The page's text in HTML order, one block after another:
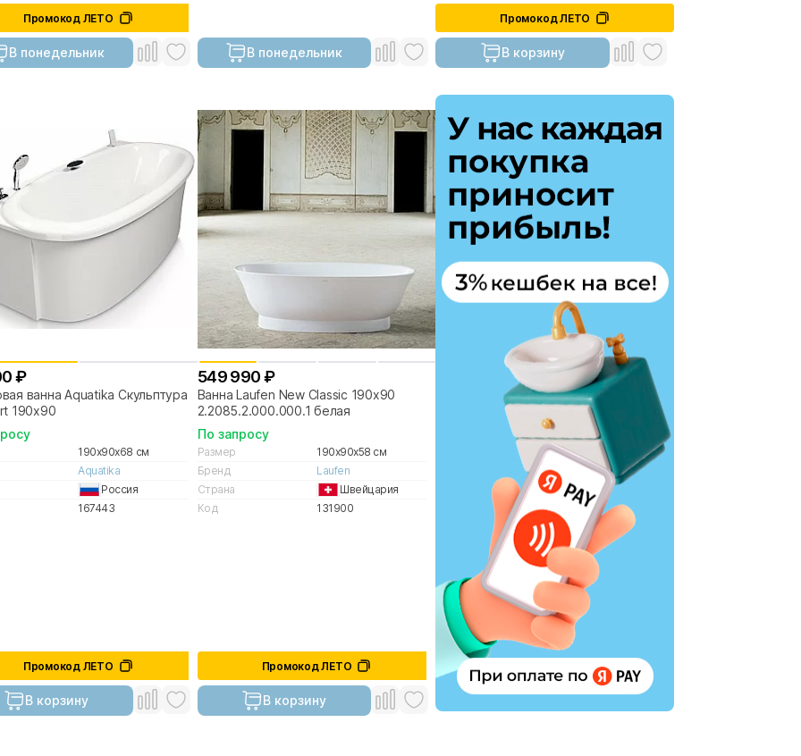
Промокод ЛЕТО
В понедельник В понедельник
Промокод ЛЕТО
В корзину
₽
ванна Aquatika Скульптура
190х90
190x90x68 см
Aquatika
Россия
167443
Промокод ЛЕТО
В корзину
549 990 ₽
Ванна Laufen New Classic 190х90
2.2085.2.000.000.1 белая
По запросу
Размер
190x90x58 см
Бренд
Laufen
Страна
Швейцария
Код
131900
Промокод ЛЕТО
В корзину